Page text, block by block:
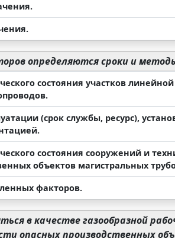
определяются сроки и
состояния участков
(срок службы, ресурс),
состояния сооружений и
объектов магистральных
факторов.
в качестве газообразной
опасных производственных